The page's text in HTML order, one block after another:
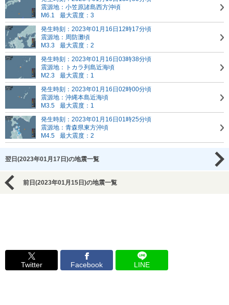
震源地：小笠原諸島西方沖頃
M6.1
最大震度：3
発生時刻：2023年01月16日12時17分頃
震源地：周防灘頃
M3.3
最大震度：2
発生時刻：2023年01月16日03時38分頃
震源地：トカラ列島近海頃
M2.3
最大震度：1
発生時刻：2023年01月16日02時00分頃
震源地：沖縄本島近海頃
M3.5
最大震度：1
発生時刻：2023年01月16日01時25分頃
震源地：青森県東方沖頃
M4.5
最大震度：2
翌日(2023年01月17日)の地震一覧
前日(2023年01月15日)の地震一覧
Twitter Facebook LINE